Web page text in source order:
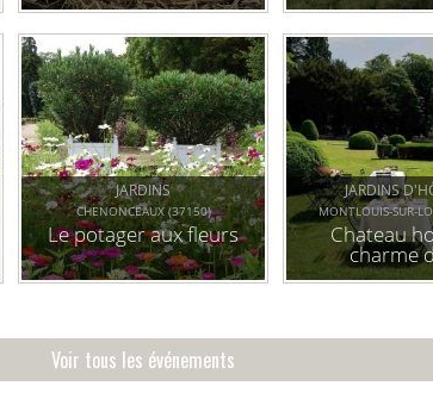
JARDINS
CHENONCEAUX (37150)
Le potager aux fleurs
JARDINS
MONTLOUIS-SUR-
Chateau
charme
Voir tous les événements